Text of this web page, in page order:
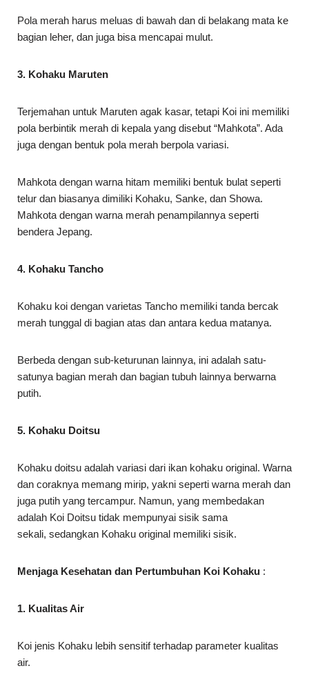
Pola merah harus meluas di bawah dan di belakang mata ke
bagian leher, dan juga bisa mencapai mulut.
3. Kohaku Maruten
Terjemahan untuk Maruten agak kasar, tetapi Koi ini memiliki
pola berbintik merah di kepala yang disebut “Mahkota”. Ada
juga dengan bentuk pola merah berpola variasi.
Mahkota dengan warna hitam memiliki bentuk bulat seperti
telur dan biasanya dimiliki Kohaku, Sanke, dan Showa.
Mahkota dengan warna merah penampilannya seperti
bendera Jepang.
4. Kohaku Tancho
Kohaku koi dengan varietas Tancho memiliki tanda bercak
merah tunggal di bagian atas dan antara kedua matanya.
Berbeda dengan sub-keturunan lainnya, ini adalah satu-
satunya bagian merah dan bagian tubuh lainnya berwarna
putih.
5. Kohaku Doitsu
Kohaku doitsu adalah variasi dari ikan kohaku original. Warna
dan coraknya memang mirip, yakni seperti warna merah dan
juga putih yang tercampur. Namun, yang membedakan
adalah Koi Doitsu tidak mempunyai sisik sama
sekali, sedangkan Kohaku original memiliki sisik.
Menjaga Kesehatan dan Pertumbuhan Koi Kohaku :
1. Kualitas Air
Koi jenis Kohaku lebih sensitif terhadap parameter kualitas
air.